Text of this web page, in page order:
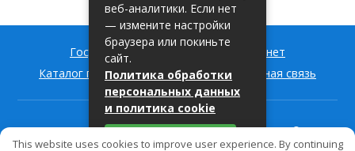
Госуслуги РФ — вход в личный кабинет
Каталог государственных услуг
Обратная связь
Пишем про государственные услуги для россиян© 2026
Информационный ресурс о государственных услугах
веб-аналитики. Если нет
— измените настройки
браузера или покиньте
сайт.
Политика обработки
персональных данных
и политика cookie
Принять
This website uses cookies to improve user experience. By continuing